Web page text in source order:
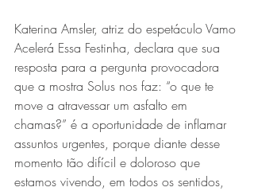
Katerina Amsler, atriz do espetáculo Vamo
Acelerá Essa Festinha, declara que sua
resposta para a pergunta provocadora
que a mostra Solus nos faz: “o que te
move a atravessar um asfalto em
chamas?” é a oportunidade de inflamar
assuntos urgentes, porque diante desse
momento tão difícil e doloroso que
estamos vivendo, em todos os sentidos,